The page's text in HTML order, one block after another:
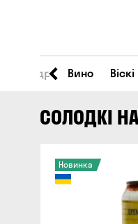
Сидр Вино Віскі
СОЛОДКІ
Новинка